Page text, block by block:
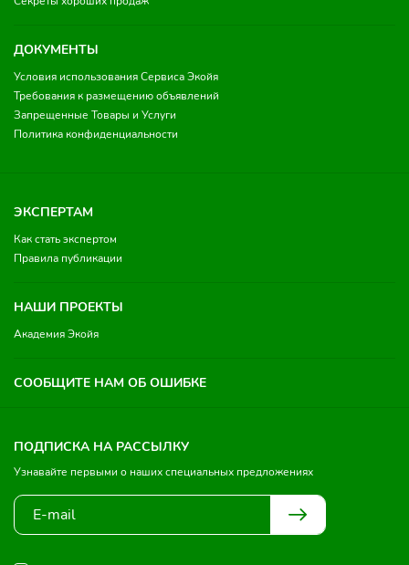
ДОКУМЕНТЫ
Условия использования Сервиса Экойя
Требования к размещению объявлений
Запрещенные Товары и Услуги
Политика конфиденциальности
ЭКСПЕРТАМ
Как стать экспертом
Правила публикации
НАШИ ПРОЕКТЫ
Академия Экойя
СООБЩИТЕ НАМ ОБ ОШИБКЕ
ПОДПИСКА НА РАССЫЛКУ
Узнавайте первыми о наших специальных предложениях